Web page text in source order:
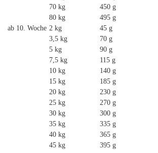
70 kg
450 g
80 kg
495 g
ab 10. Woche 2 kg
45 g
3,5 kg
70 g
5 kg
90 g
7,5 kg
115 g
10 kg
140 g
15 kg
185 g
20 kg
230 g
25 kg
270 g
30 kg
300 g
35 kg
335 g
40 kg
365 g
45 kg
395 g